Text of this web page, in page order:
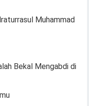
Muhammad
Bekal Mengabdi di